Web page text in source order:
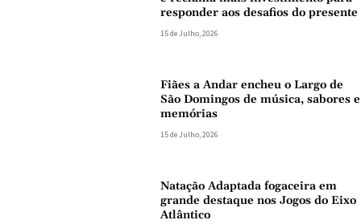
responder aos desafios do presente
15 de Julho, 2026
Fiães a Andar encheu o Largo de
São Domingos de música, sabores e
memórias
15 de Julho, 2026
Natação Adaptada fogaceira em
grande destaque nos Jogos do Eixo
Atlântico